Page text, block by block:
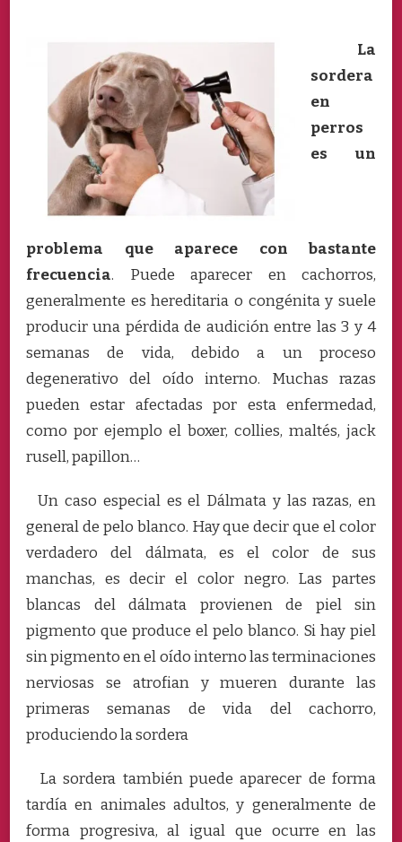
La
sordera
en
perros
es un
problema que aparece con bastante
frecuencia. Puede aparecer en cachorros,
generalmente es hereditaria o congénita y suele
producir una pérdida de audición entre las 3 y 4
semanas de vida, debido a un proceso
degenerativo del oído interno. Muchas razas
pueden estar afectadas por esta enfermedad,
como por ejemplo el boxer, collies, maltés, jack
rusell, papillon…
Un caso especial es el Dálmata y las razas, en
general de pelo blanco. Hay que decir que el color
verdadero del dálmata, es el color de sus
manchas, es decir el color negro. Las partes
blancas del dálmata provienen de piel sin
pigmento que produce el pelo blanco. Si hay piel
sin pigmento en el oído interno las terminaciones
nerviosas se atrofian y mueren durante las
primeras semanas de vida del cachorro,
produciendo la sordera
La sordera también puede aparecer de forma
tardía en animales adultos, y generalmente de
forma progresiva, al igual que ocurre en las